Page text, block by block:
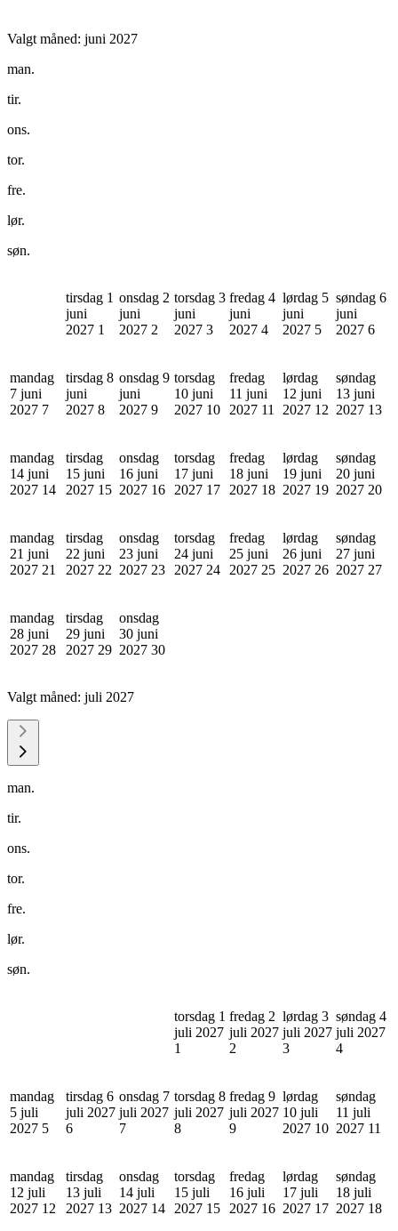
Valgt måned: juni 2027
man.
tir.
ons.
tor.
fre.
lør.
søn.
tirsdag 1
juni
2027 1
onsdag 2
juni
2027 2
torsdag 3
juni
2027 3
fredag 4
juni
2027 4
lørdag 5
juni
2027 5
søndag 6
juni
2027 6
mandag
7 juni
2027 7
tirsdag 8
juni
2027 8
onsdag 9
juni
2027 9
torsdag
10 juni
2027 10
fredag
11 juni
2027 11
lørdag
12 juni
2027 12
søndag
13 juni
2027 13
mandag
14 juni
2027 14
tirsdag
15 juni
2027 15
onsdag
16 juni
2027 16
torsdag
17 juni
2027 17
fredag
18 juni
2027 18
lørdag
19 juni
2027 19
søndag
20 juni
2027 20
mandag
21 juni
2027 21
tirsdag
22 juni
2027 22
onsdag
23 juni
2027 23
torsdag
24 juni
2027 24
fredag
25 juni
2027 25
lørdag
26 juni
2027 26
søndag
27 juni
2027 27
mandag
28 juni
2027 28
tirsdag
29 juni
2027 29
onsdag
30 juni
2027 30
Valgt måned: juli 2027
man.
tir.
ons.
tor.
fre.
lør.
søn.
torsdag 1
juli 2027
1
fredag 2
juli 2027
2
lørdag 3
juli 2027
3
søndag 4
juli 2027
4
mandag
5 juli
2027 5
tirsdag 6
juli 2027
6
onsdag 7
juli 2027
7
torsdag 8
juli 2027
8
fredag 9
juli 2027
9
lørdag
10 juli
2027 10
søndag
11 juli
2027 11
mandag
12 juli
2027 12
tirsdag
13 juli
2027 13
onsdag
14 juli
2027 14
torsdag
15 juli
2027 15
fredag
16 juli
2027 16
lørdag
17 juli
2027 17
søndag
18 juli
2027 18